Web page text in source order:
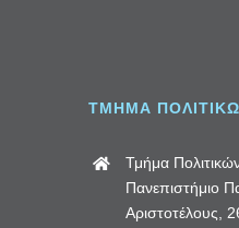
ΤΜΗΜΑ
Τμήμα
Πανεπιστήμιο
Αριστοτέλους,